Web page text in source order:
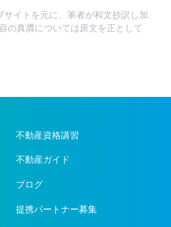
サイトを元に、筆者が和文抄訳し加
の真贋については原文を正として
不動産資格講習
不動産ガイド
ブログ
提携パートナー募集